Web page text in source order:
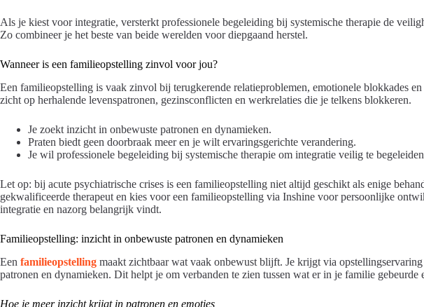
Als je kiest voor integratie, versterkt professionele begeleiding bij systemische therapie de
Zo combineer je het beste van beide werelden voor diepgaand herstel.
Wanneer is een familieopstelling zinvol voor jou?
Een familieopstelling is vaak zinvol bij terugkerende relatieproblemen, emotionele blokkades
zicht op herhalende levenspatronen, gezinsconflicten en werkrelaties die je telkens blokkeren.
Je zoekt inzicht in onbewuste patronen en dynamieken.
Praten biedt geen doorbraak meer en je wilt ervaringsgerichte verandering.
Je wil professionele begeleiding bij systemische therapie om integratie veilig te
Let op: bij acute psychiatrische crises is een familieopstelling niet altijd geschikt als enige
gekwalificeerde therapeut en kies voor een familieopstelling via Inshine voor persoonlijke
integratie en nazorg belangrijk vindt.
Familieopstelling: inzicht in onbewuste patronen en dynamieken
Een familieopstelling maakt zichtbaar wat vaak onbewust blijft. Je krijgt via
patronen en dynamieken. Dit helpt je om verbanden te zien tussen wat er in je familie gebeurde
Hoe je meer inzicht krijgt in patronen en emoties